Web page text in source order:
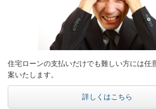
住宅ローンの支払いだけでも難しい方には任
案いたします。
詳しくはこちら